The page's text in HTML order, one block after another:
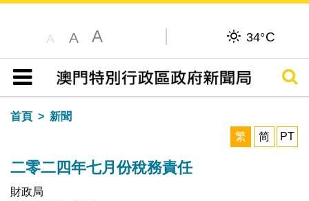
A A A 34°C
目錄
搜尋
首頁
新聞
繁
简 PT
二零二四年七月份稅務責任
財政局